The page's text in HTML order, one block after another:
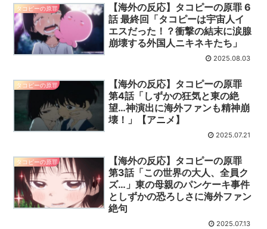
タコピーの原罪
【海外の反応】タコピーの原罪 6
話 最終回「タコピーは宇宙人イ
エスだった！？衝撃の結末に涙腺
崩壊する外国人ニキネキたち」
2025.08.03
タコピーの原罪
【海外の反応】タコピーの原罪
第4話「しずかの狂気と東の絶
望…神演出に海外ファンも精神崩
壊！」【アニメ】
2025.07.21
タコピーの原罪
【海外の反応】タコピーの原罪
第3話「この世界の大人、全員ク
ズ…」東の母親のパンケーキ事件
としずかの恐ろしさに海外ファン
絶句
2025.07.13